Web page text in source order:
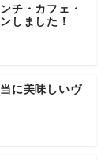
チ・カフェ・
しました！
に美味しいヴ